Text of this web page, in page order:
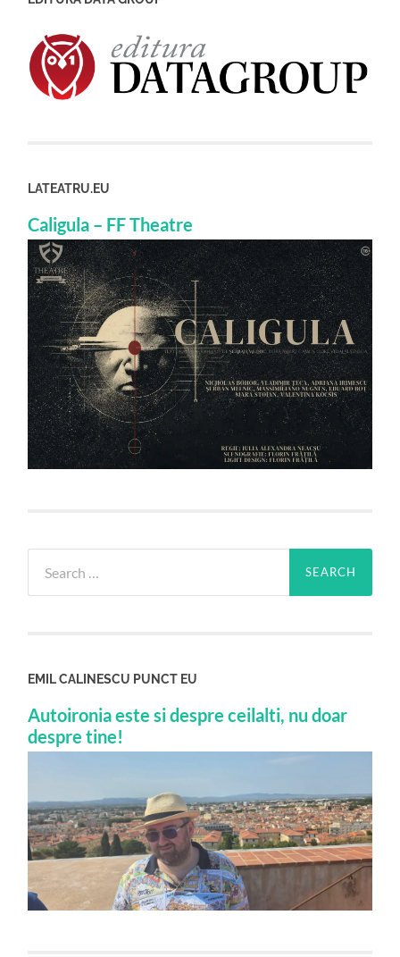
LATEATRU.EU
Caligula – FF Theatre
for:
EMIL CALINESCU PUNCT EU
Autoironia este si despre ceilalti, nu doar
despre tine!